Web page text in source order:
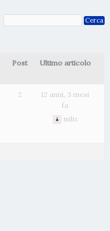
Post Ultimo articolo
2
12 anni, 3 mesi
fa
milix